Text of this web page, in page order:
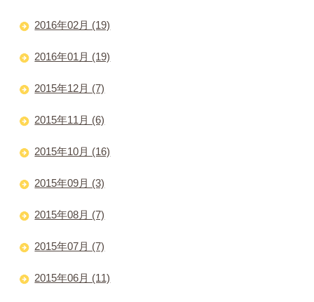
2016年02月 (19)
2016年01月 (19)
2015年12月 (7)
2015年11月 (6)
2015年10月 (16)
2015年09月 (3)
2015年08月 (7)
2015年07月 (7)
2015年06月 (11)